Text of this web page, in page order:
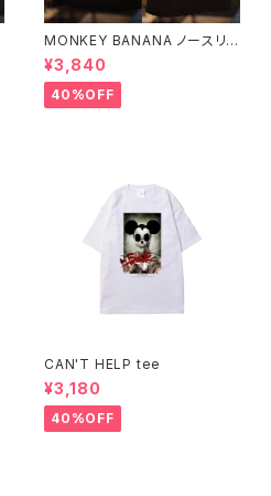
MONKEY BANANA ノースリ
ーブ
¥3,840
40%OFF
CAN'T HELP tee
¥3,180
40%OFF